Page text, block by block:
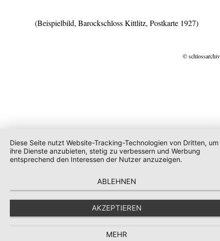
(Beispielbild, Barockschloss Kittlitz, Postkarte 1927)
©
Diese Seite nutzt Website-Tracking-Technologien von Dritten, um
ihre Dienste anzubieten, stetig zu verbessern und Werbung
entsprechend den Interessen der Nutzer anzuzeigen.
ABLEHNEN
AKZEPTIEREN
MEHR